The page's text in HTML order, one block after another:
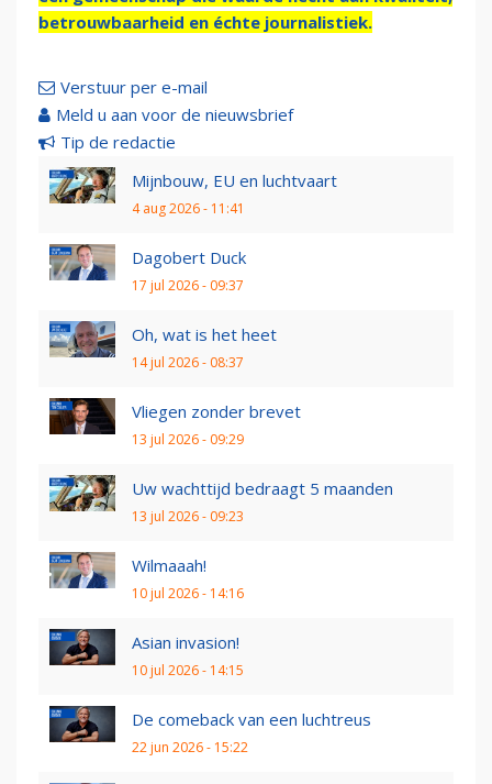
betrouwbaarheid en échte journalistiek.
Verstuur per e-mail
Meld u aan voor de nieuwsbrief
Tip de redactie
Mijnbouw, EU en luchtvaart
4 aug 2026 - 11:41
Dagobert Duck
17 jul 2026 - 09:37
Oh, wat is het heet
14 jul 2026 - 08:37
Vliegen zonder brevet
13 jul 2026 - 09:29
Uw wachttijd bedraagt 5 maanden
13 jul 2026 - 09:23
Wilmaaah!
10 jul 2026 - 14:16
Asian invasion!
10 jul 2026 - 14:15
De comeback van een luchtreus
22 jun 2026 - 15:22